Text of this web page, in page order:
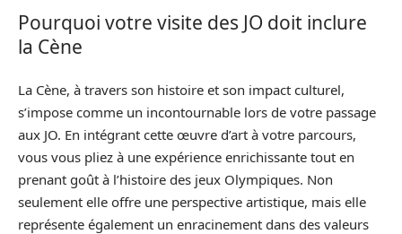
Pourquoi votre visite des JO doit inclure
la Cène
La Cène, à travers son histoire et son impact culturel,
s’impose comme un incontournable lors de votre passage
aux JO. En intégrant cette œuvre d’art à votre parcours,
vous vous pliez à une expérience enrichissante tout en
prenant goût à l’histoire des jeux Olympiques. Non
seulement elle offre une perspective artistique, mais elle
représente également un enracinement dans des valeurs